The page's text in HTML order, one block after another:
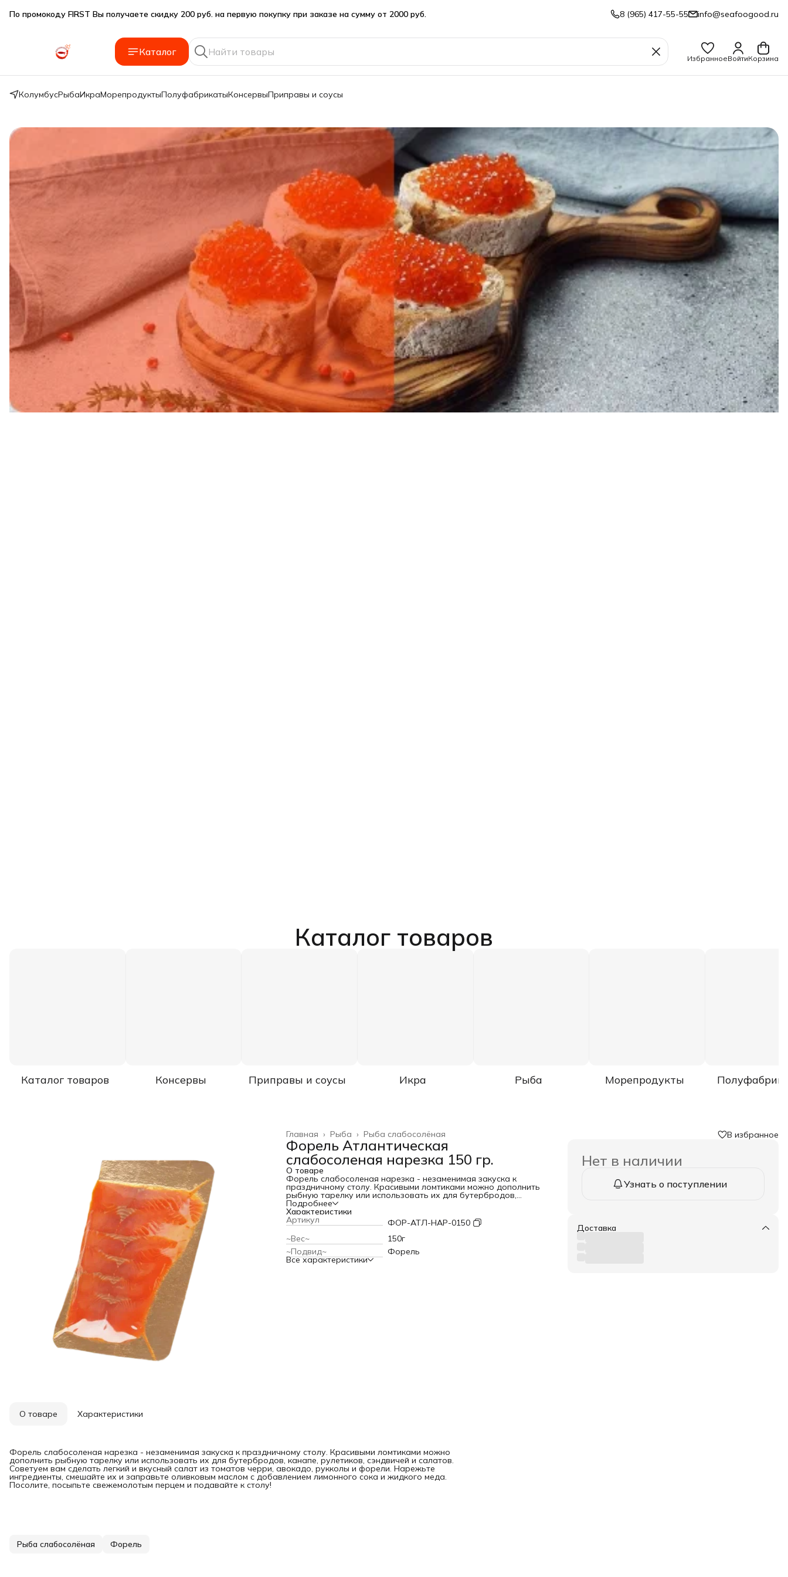
Подарки SeaFoodGood от 2 000₽ в корзине
🔥 3% дополнительная скидка при оплате наличными
8 (965) 417-55-55 info@seafoogood.ru
Каталог
ИзбранноеВойтиКорзина
КолумбусРыбаИкраМорепродуктыПолуфабрикатыКонсервыПриправы и соусы
Каталог товаров
Каталог товаров Консервы Приправы и соусы Икра Рыба Морепродукты
Рыба слабосолёная
Рыба ›
Главная ›
Форель Атлантическая
слабосоленая нарезка 150 гр.
О товаре
Форель слабосоленая нарезка - незаменимая закуска к
праздничному столу. Красивыми ломтиками можно дополнить
рыбную тарелку или использовать их для бутербродов,
канапе, рулетиков, сэндвичей и салатов. Советуем вам
сделать легкий и вкусный салат из томатов черри, авокадо,
рукколы и форели. Нарежьте ингредиенты, смешайте их и
заправьте оливковым маслом с добавлением лимонного сока
и жидкого меда. Посолите, посыпьте свежемолотым перцем и
подавайте к столу!
Подробнее
Характеристики
Артикул
ФОР-АТЛ-НАР-0150
~Вес~
150г
~Подвид~
Форель
Все характеристики
В избранное
Нет в наличии
Узнать о поступлении
Доставка
О товаре Характеристики
Форель слабосоленая нарезка - незаменимая закуска к праздничному столу. Красивыми ломтиками можно
дополнить рыбную тарелку или использовать их для бутербродов, канапе, рулетиков, сэндвичей и салатов.
Советуем вам сделать легкий и вкусный салат из томатов черри, авокадо, рукколы и форели. Нарежьте
ингредиенты, смешайте их и заправьте оливковым маслом с добавлением лимонного сока и жидкого меда.
Посолите, посыпьте свежемолотым перцем и подавайте к столу!
Рыба слабосолёная Форель